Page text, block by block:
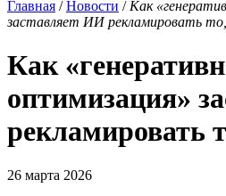
Главная /Новости / Как
заставляет ИИ рекламировать
Как
оптимизация»
рекламировать
26 марта 2026